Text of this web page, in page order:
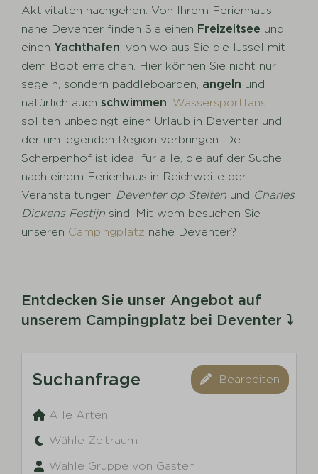
Aktivitäten nachgehen. Von Ihrem Ferienhaus
nahe Deventer finden Sie einen Freizeitsee und
einenYachthafen, von wo aus Sie die IJssel mit
dem Boot erreichen. Hier können Sie nicht nur
segeln, sondern paddleboarden, angeln und
natürlich auchschwimmen. Wassersportfans
sollten unbedingt einen Urlaub in Deventer und
der umliegenden Region verbringen. De
Scherpenhof ist ideal für alle, die auf der Suche
nach einem Ferienhaus in Reichweite der
Veranstaltungen Deventer op Stelten und Charles
Dickens Festijn sind. Mit wem besuchen Sie
unseren Campingplatz nahe Deventer?
Entdecken Sie unser Angebot auf
unserem Campingplatz bei Deventer ⤵
Suchanfrage Bearbeiten
Alle Arten
Wähle Zeitraum
Wähle Gruppe von Gästen